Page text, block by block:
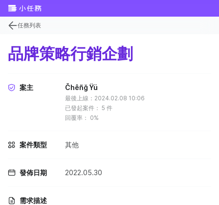
任務列表
品牌策略行銷企劃
案主 Čhêñğ Ÿü
最後上線：2024.02.08 10:06
已發起案件： 5 件
回覆率： 0%
案件類型 其他
發佈日期 2022.05.30
需求描述